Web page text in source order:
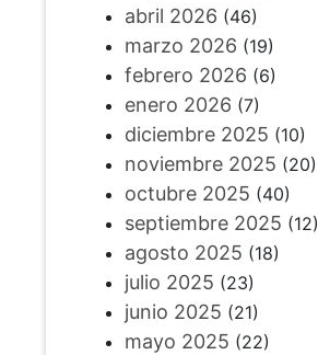
abril 2026 (46)
marzo 2026 (19)
febrero 2026 (6)
enero 2026 (7)
diciembre 2025 (10)
noviembre 2025 (20)
octubre 2025 (40)
septiembre 2025 (12)
agosto 2025 (18)
julio 2025 (23)
junio 2025 (21)
mayo 2025 (22)